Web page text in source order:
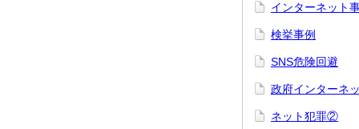
インターネット
検挙事例
SNS危険回避
政府インターネ
ネット犯罪②